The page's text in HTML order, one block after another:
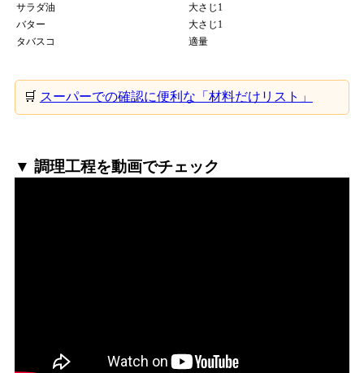
サラダ油
大さじ1
バター
大さじ1
タバスコ
適量
🛒 スーパーでの確認に便利な「材料だけリスト」
▼ 調理工程を動画でチェック